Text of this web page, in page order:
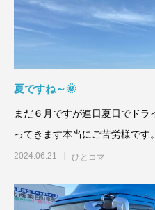
夏ですね～🌞
まだ６月ですが連日夏日でド
ってきます本当にご苦労様で
2024.06.21 ひとコマ